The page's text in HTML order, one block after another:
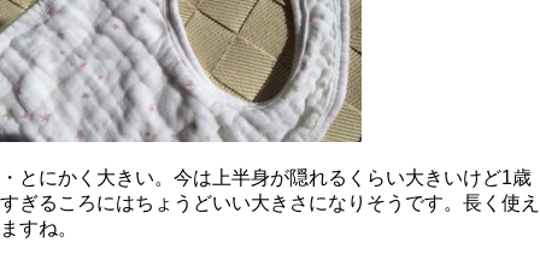
・とにかく大きい。今は上半身が隠れるくらい大きいけど1歳
すぎるころにはちょうどいい大きさになりそうです。長く使え
ますね。